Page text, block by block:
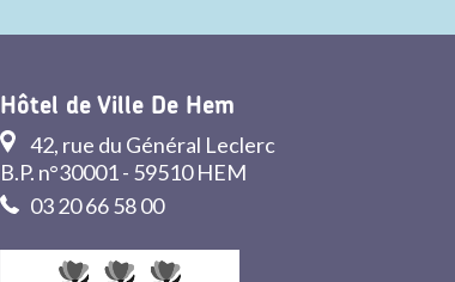
Hôtel de Ville De Hem
42, rue du Général Leclerc
B.P. n°30001 - 59510 HEM
03 20 66 58 00